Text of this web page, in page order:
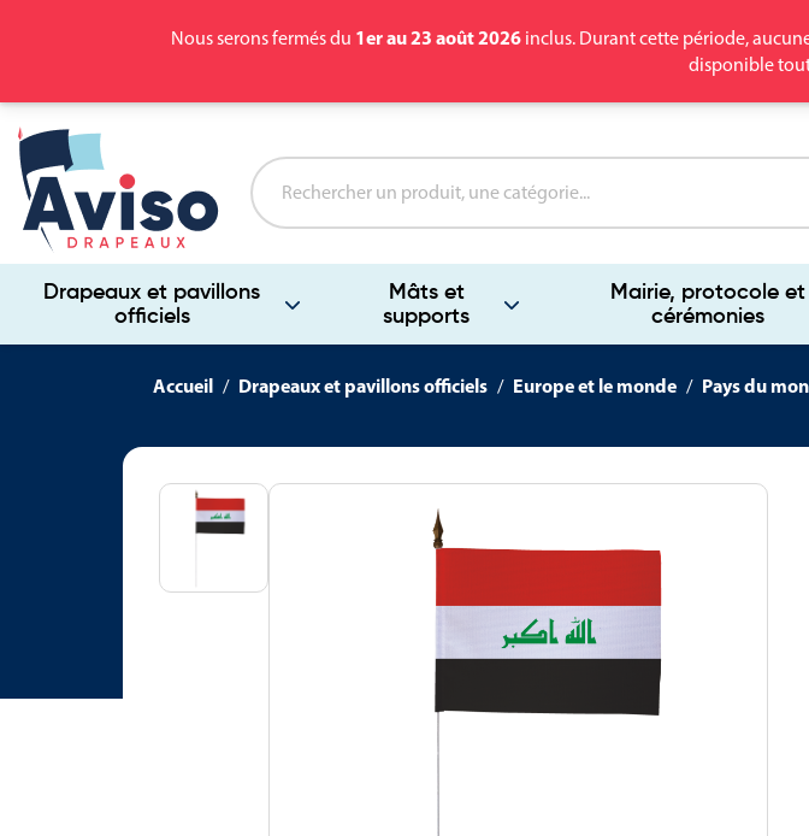
Nous serons fermés du 1er au 23 août 2026 inclus. Durant cette période,
disponible
Drapeaux et pavillons
officiels
Mâts et
supports
Mairie, protocole et
cérémonies
Accueil Drapeaux et pavillons officiels Europe et le monde Pays du